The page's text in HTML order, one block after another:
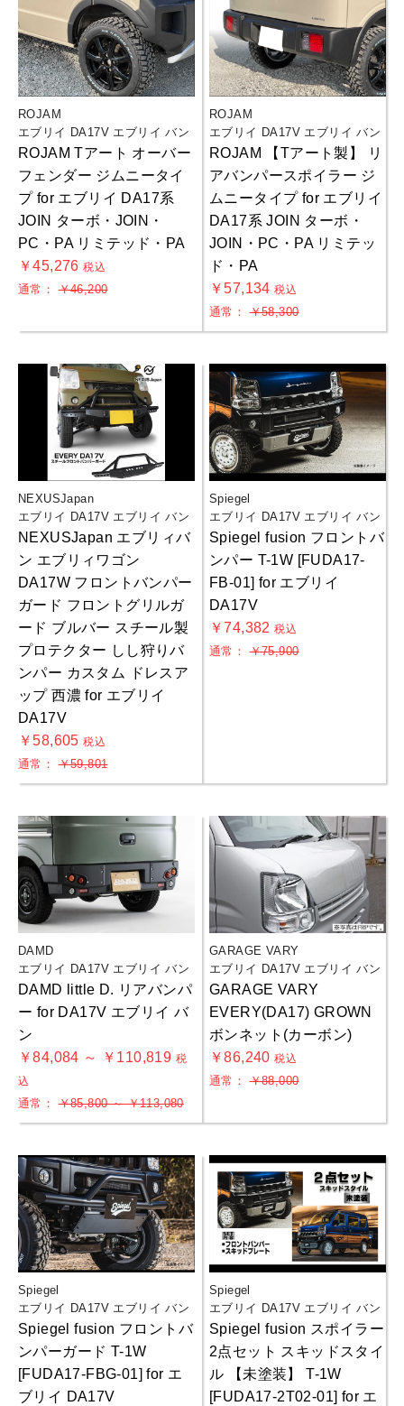
ROJAM
エブリイ DA17V エブリイ バン
ROJAM Tアート オーバー
フェンダー ジムニータイ
プ for エブリイ DA17系
JOIN ターボ・JOIN・
PC・PA リミテッド・PA
￥45,276税込
通常：￥46,200
ROJAM
エブリイ DA17V エブリイ バン
ROJAM 【Tアート製】 リ
アバンパースポイラー ジ
ムニータイプ for エブリイ
DA17系 JOIN ターボ・
JOIN・PC・PA リミテッ
ド・PA
￥57,134税込
通常：￥58,300
NEXUSJapan
エブリイ DA17V エブリイ バン
NEXUSJapan エブリィバ
ン エブリィワゴン
DA17W フロントバンパー
ガード フロントグリルガ
ード ブルバー スチール製
プロテクター しし狩りバ
ンパー カスタム ドレスア
ップ 西濃 for エブリイ
DA17V
￥58,605税込
通常：￥59,801
Spiegel
エブリイ DA17V エブリイ バン
Spiegel fusion フロントバ
ンパー T-1W [FUDA17-
FB-01] for エブリイ
DA17V
￥74,382税込
通常：￥75,900
DAMD
エブリイ DA17V エブリイ バン
DAMD little D. リアバンパ
ー for DA17V エブリイ バ
ン
￥84,084 ～ ￥110,819 税
込
通常：￥85,800 ～ ￥113,080
GARAGE VARY
エブリイ DA17V エブリイ バン
GARAGE VARY
EVERY(DA17) GROWN
ボンネット(カーボン)
￥86,240税込
通常：￥88,000
Spiegel
エブリイ DA17V エブリイ バン
Spiegel fusion フロントバ
ンパーガード T-1W
[FUDA17-FBG-01] for エ
ブリイ DA17V
Spiegel
エブリイ DA17V エブリイ バン
Spiegel fusion スポイラー
2点セット スキッドスタイ
ル 【未塗装】 T-1W
[FUDA17-2T02-01] for エ
お買物を続ける カートへ進む